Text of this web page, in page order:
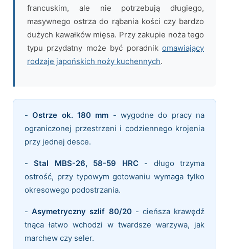
francuskim, ale nie potrzebują długiego,
masywnego ostrza do rąbania kości czy bardzo
dużych kawałków mięsa. Przy zakupie noża tego
typu przydatny może być poradnik omawiający
rodzaje japońskich noży kuchennych.
-Ostrze ok. 180 mm - wygodne do pracy na
ograniczonej przestrzeni i codziennego krojenia
przy jednej desce.
-Stal MBS-26, 58-59 HRC- długo trzyma
ostrość, przy typowym gotowaniu wymaga tylko
okresowego podostrzania.
-Asymetryczny szlif 80/20- cieńsza krawędź
tnąca łatwo wchodzi w twardsze warzywa, jak
marchew czy seler.